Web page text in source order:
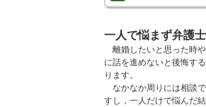
一人で悩まず弁護
離婚したいと思った時
に話を進めないと後悔す
ります。
なかなか周りには相談
すし，一人だけで悩んだ